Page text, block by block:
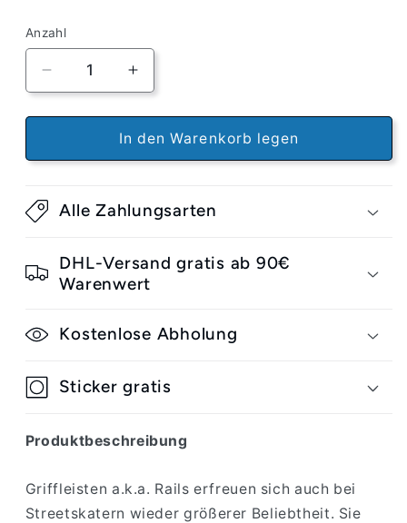
Anzahl
Verringere
die
Menge
Slappy
Red
Lines
Erhöhe
die
Menge
für
Slappy
Lines
In den Warenkorb legen
Alle Zahlungsarten
DHL-Versand gratis ab 90€
Warenwert
Kostenlose Abholung
Sticker gratis
Produktbeschreibung
Griffleisten a.k.a. Rails erfreuen sich auch bei
Streetskatern wieder größerer Beliebtheit. Sie